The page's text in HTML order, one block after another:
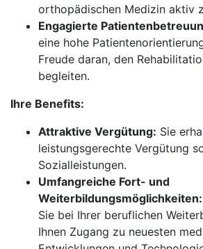
orthopädischen Medizin aktiv
Engagierte
eine hohe
Freude daran, den
begleiten.
Ihre Benefits:
Attraktive Vergütung: Sie
leistungsgerechte Vergütung
Sozialleistungen.
Umfangreiche Fort- und
Weiterbildungsmöglichkeiten:
Sie bei Ihrer beruflichen
Ihnen Zugang zu neuesten